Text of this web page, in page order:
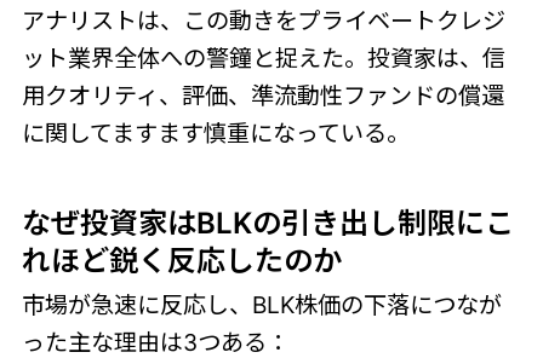
アナリストは、この動きをプライベートクレジ
ット業界全体への警鐘と捉えた。投資家は、信
用クオリティ、評価、準流動性ファンドの償還
に関してますます慎重になっている。
なぜ投資家はBLKの引き出し制限にこ
れほど鋭く反応したのか
市場が急速に反応し、BLK株価の下落につなが
った主な理由は3つある：